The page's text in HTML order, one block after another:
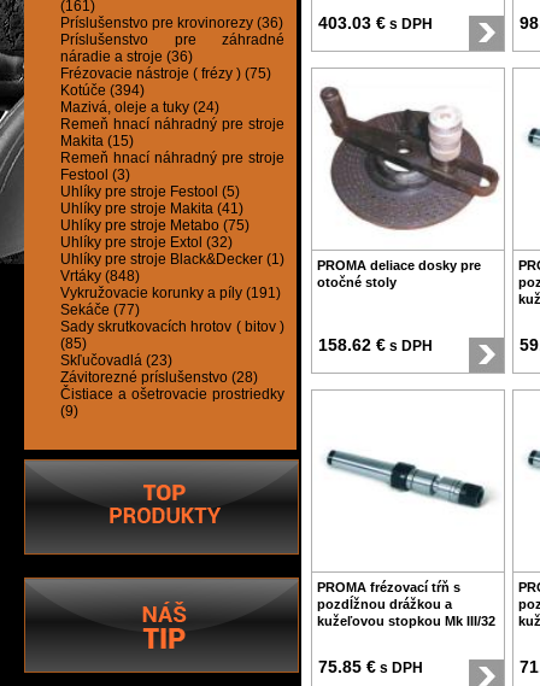
(161)
Príslušenstvo pre krovinorezy (36)
Príslušenstvo pre záhradné
náradie a stroje (36)
Frézovacie nástroje ( frézy ) (75)
Kotúče (394)
Mazivá, oleje a tuky (24)
Remeň hnací náhradný pre stroje
Makita (15)
Remeň hnací náhradný pre stroje
Festool (3)
Uhlíky pre stroje Festool (5)
Uhlíky pre stroje Makita (41)
Uhlíky pre stroje Metabo (75)
Uhlíky pre stroje Extol (32)
Uhlíky pre stroje Black&Decker (1)
Vrtáky (848)
Vykružovacie korunky a píly (191)
Sekáče (77)
Sady skrutkovacích hrotov ( bitov )
(85)
Skľučovadlá (23)
Závitorezné príslušenstvo (28)
Čistiace a ošetrovacie prostriedky
(9)
403.03 € s DPH
PROMA deliace dosky pre
otočné stoly
158.62 € s DPH
PROMA frézovací tŕň s
pozdĺžnou drážkou a
kužeľovou stopkou Mk III/32
75.85 € s DPH